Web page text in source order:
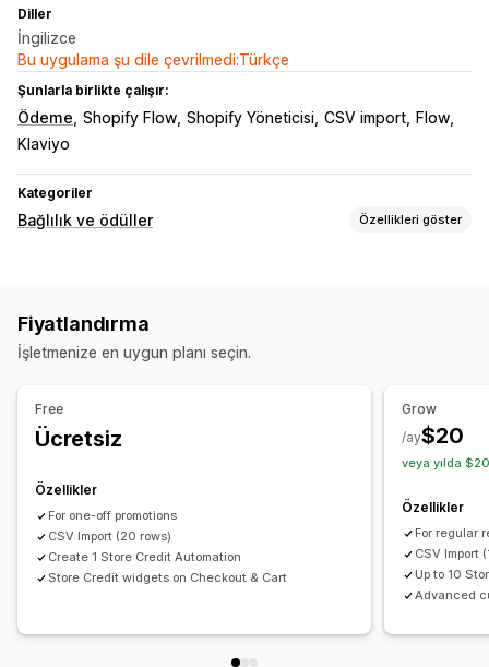
Diller
İngilizce
Bu uygulama şu dile çevrilmedi:Türkçe
Şunlarla birlikte çalışır:
Ödeme Shopify Flow Shopify Yöneticisi CSV import
Flow
Klaviyo
Kategoriler
Bağlılık ve ödüller Özellikleri göster
Nakit iade programları
Özel ödüller
Fiyatlandırma
İşletmenize en uygun planı seçin.
Free
Ücretsiz
Özellikler
For one-off promotions
CSV Import (20 rows)
Create 1 Store Credit Automation
Store Credit widgets on Checkout & Cart
Grow
$20
/ay
veya yılda
Özellikler
For regular
CSV Import
Up to 10
Advanced